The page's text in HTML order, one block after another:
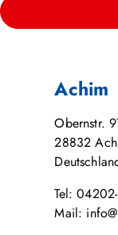
Achim
Obernstr.
28832
Tel:
Mail: